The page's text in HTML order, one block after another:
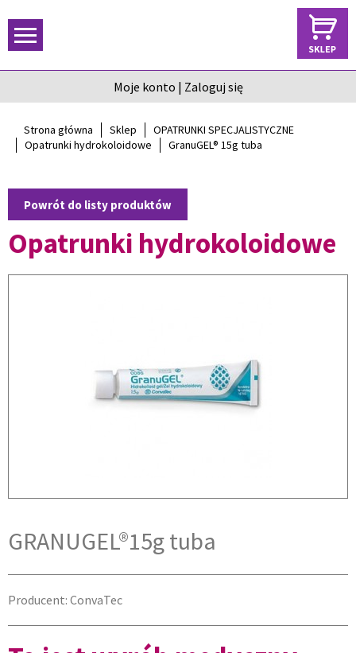
Moje konto | Zaloguj się
Strona główna Sklep
OPATRUNKI SPECJALISTYCZNE
Opatrunki hydrokoloidowe
GranuGEL® 15g tuba
Powrót do listy produktów
Opatrunki hydrokoloidowe
GRANUGEL®15g tuba
Producent: ConvaTec